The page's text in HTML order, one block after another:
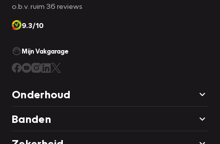
o.b.v. ruim 36 reviews
9.3/10
Mijn Vakgarage
Onderhoud
Banden